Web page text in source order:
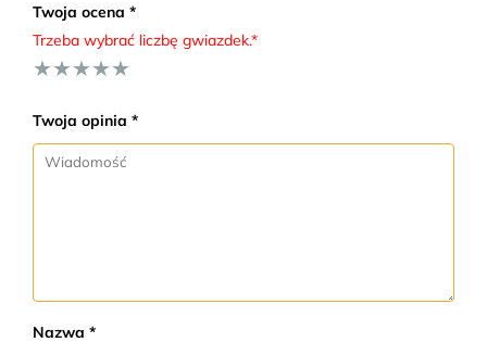
Twoja ocena *
Trzeba wybrać liczbę gwiazdek.*
★
★
★
★
★
Twoja opinia *
Nazwa *